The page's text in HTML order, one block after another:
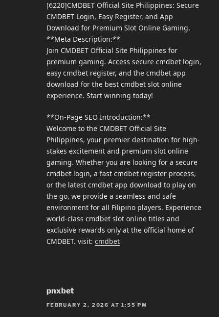
[6220]CMDBET Official Site Philippines: Secure
CMDBET Login, Easy Register, and App
Download for Premium Slot Online Gaming.
**Meta Description:**
Join CMDBET Official Site Philippines for
premium gaming. Access secure cmdbet login,
easy cmdbet register, and the cmdbet app
download for the best cmdbet slot online
experience. Start winning today!
**On-Page SEO Introduction:**
Welcome to the CMDBET Official Site
Philippines, your premier destination for high-
stakes excitement and premium slot online
gaming. Whether you are looking for a secure
cmdbet login, a fast cmdbet register process,
or the latest cmdbet app download to play on
the go, we provide a seamless and safe
environment for all Filipino players. Experience
world-class cmdbet slot online titles and
exclusive rewards only at the official home of
CMDBET. visit: cmdbet
pnxbet
FEBRUARY 2, 2026 AT 1:55 PM